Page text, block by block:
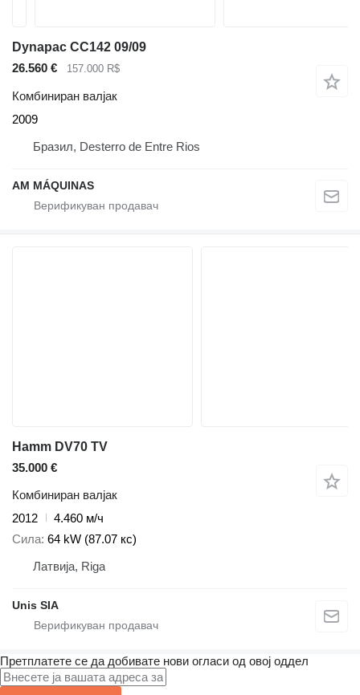
Dynapac CC142 09/09
26.560 €
157.000 R$
Комбиниран валјак
2009
Бразил, Desterro de Entre Rios
AM MÁQUINAS
Hamm DV70 TV
35.000 €
Комбиниран валјак
2012
4.460 м/ч
Сила 64 kW (87.07 кс)
Латвија, Riga
Unis SIA
Претплатете се да добивате нови огласи од овој оддел